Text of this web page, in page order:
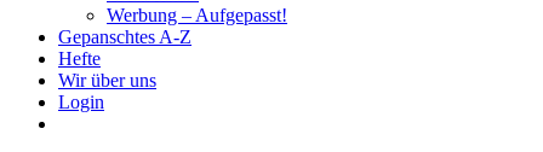
Werbung – Aufgepasst!
Gepanschtes A-Z
Hefte
Wir über uns
Login